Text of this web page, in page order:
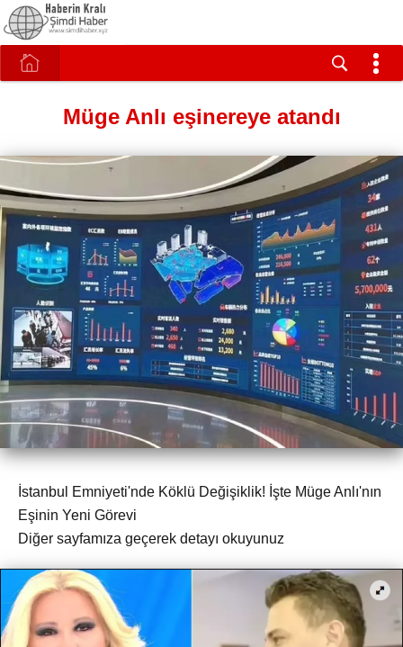
Müge Anlı eşinereye atandı
İstanbul Emniyeti'nde Köklü Değişiklik! İşte Müge Anlı'nın
Eşinin Yeni Görevi
Diğer sayfamıza geçerek detayı okuyunuz